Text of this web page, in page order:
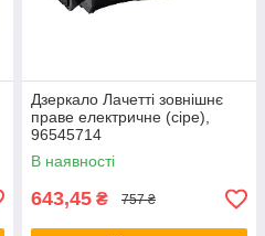
Дзеркало Лачетті зовнішнє
праве електричне (сіре),
96545714
В наявності
643,45 ₴ 757 ₴